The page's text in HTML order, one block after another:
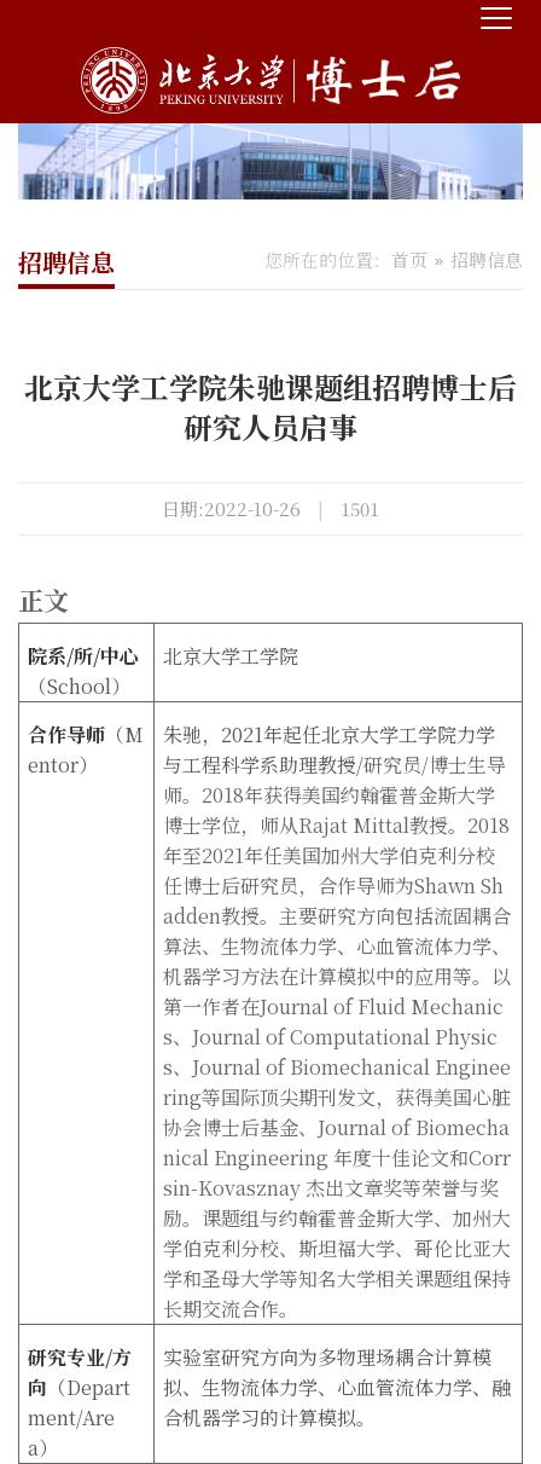
您所在的位置： 首页 招聘信息
招聘信息
北京大学工学院朱驰课题组招聘博士后
研究人员启事
日期:2022-10-26 | 1501
正文
院系/所/中心
（School）
北京大学工学院
合作导师 （M
entor）
朱驰，2021年起任北京大学工学院力学
与工程科学系助理教授/研究员/博士生导
师。2018年获得美国约翰霍普金斯大学
博士学位，师从Rajat Mittal教授。2018
年至2021年任美国加州大学伯克利分校
任博士后研究员，合作导师为Shawn Sh
adden教授。主要研究方向包括流固耦合
算法、生物流体力学、心血管流体力学、
机器学习方法在计算模拟中的应用等。以
第一作者在Journal of Fluid Mechanic
s、Journal of Computational Physic
s、Journal of Biomechanical Enginee
ring等国际顶尖期刊发文，获得美国心脏
协会博士后基金、Journal of Biomecha
nical Engineering 年度十佳论文和Corr
sin-Kovasznay 杰出文章奖等荣誉与奖
励。课题组与约翰霍普金斯大学、加州大
学伯克利分校、斯坦福大学、哥伦比亚大
学和圣母大学等知名大学相关课题组保持
长期交流合作。
研究专业/方
向 （Depart
ment/Are
a）
实验室研究方向为多物理场耦合计算模
拟、生物流体力学、心血管流体力学、融
合机器学习的计算模拟。